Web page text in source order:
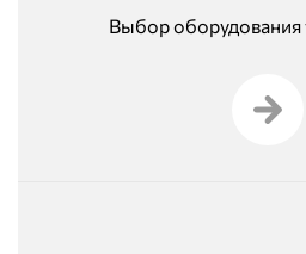
Выбор оборудования